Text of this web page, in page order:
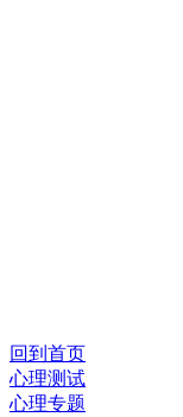
回到首页
心理测试
心理专题